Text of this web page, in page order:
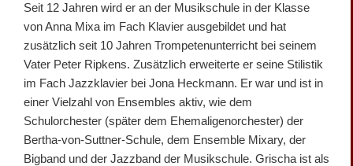
Seit 12 Jahren wird er an der Musikschule in der Klasse
von Anna Mixa im Fach Klavier ausgebildet und hat
zusätzlich seit 10 Jahren Trompetenunterricht bei seinem
Vater Peter Ripkens. Zusätzlich erweiterte er seine Stilistik
im Fach Jazzklavier bei Jona Heckmann. Er war und ist in
einer Vielzahl von Ensembles aktiv, wie dem
Schulorchester (später dem Ehemaligenorchester) der
Bertha-von-Suttner-Schule, dem Ensemble Mixary, der
Bigband und der Jazzband der Musikschule. Grischa ist als